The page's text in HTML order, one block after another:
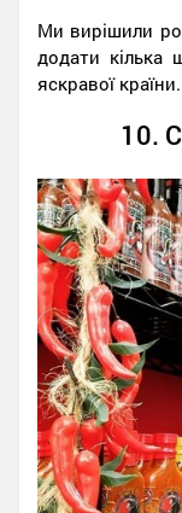
Ми вирішили
додати кілька
яскравої країни.
10.